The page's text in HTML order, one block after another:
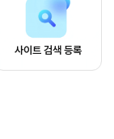
사이트 검색 등록